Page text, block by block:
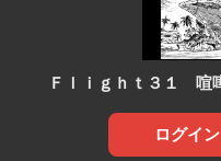
Ｆｌｉｇｈｔ３１ 喧
ログイ